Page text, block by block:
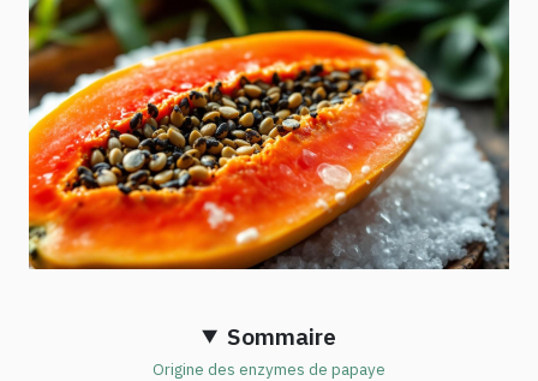
Sommaire
Origine des enzymes de papaye